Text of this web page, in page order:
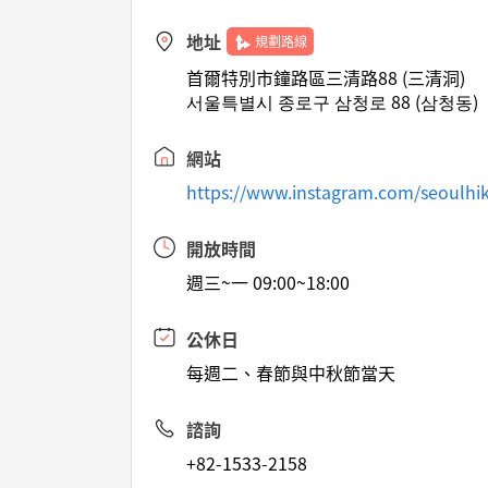
地址 規劃路線
首爾特別市鐘路區三清路88 (三清洞)
서울특별시 종로구 삼청로 88 (삼청동)
網站
https://www.instagram.com/
開放時間
週三~一 09:00~18:00
公休日
每週二、春節與中秋節當天
諮詢
+82-1533-2158